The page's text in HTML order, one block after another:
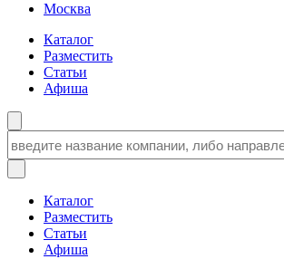
Москва
Каталог
Разместить
Статьи
Афиша
Каталог
Разместить
Статьи
Афиша